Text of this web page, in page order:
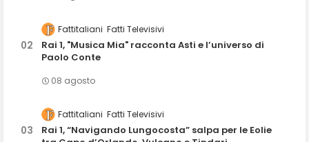
Fattitaliani Fatti Televisivi
Rai 1, "Musica Mia" racconta Asti e l’universo di
Paolo Conte
08 agosto
Fattitaliani Fatti Televisivi
Rai 1, “Navigando Lungocosta” salpa per le Eolie